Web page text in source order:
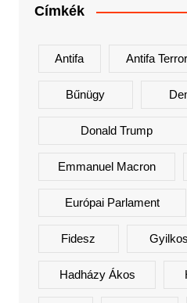
Címkék
Antifa Antifa
Bűnügy
Donald Trump
Emmanuel Macron
Európai Parlament
Fidesz
Hadházy Ákos